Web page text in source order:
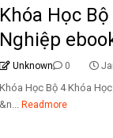
Khóa Học
Nghiệp
Unknown 0
Khóa Học Bộ 4 Khóa
&n... Readmore